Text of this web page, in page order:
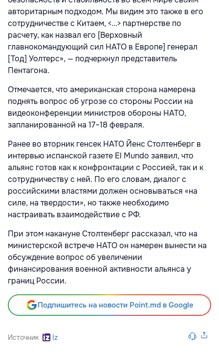
авторитарным подходом. Мы видим это также в его
сотрудничестве с Китаем, <...> партнерстве по
расчету, как назвал его [Верховный
главнокомандующий сил НАТО в Европе] генерал
[Тод] Уолтерс», — подчеркнул представитель
Пентагона.
Отмечается, что американская сторона намерена
поднять вопрос об угрозе со стороны России на
видеоконференции министров обороны НАТО,
запланированной на 17–18 февраля.
Ранее во вторник генсек НАТО Йенс Столтенберг в
интервью испанской газете El Mundo заявил, что
альянс готов как к конфронтации с Россией, так и к
сотрудничеству с ней. По его словам, диалог с
российскими властями должен основываться «на
силе, на твердости», но также необходимо
настраивать взаимодействие с РФ.
При этом накануне Столтенберг рассказал, что на
министерской встрече НАТО он намерен вынести на
обсуждение вопрос об увеличении
финансирования военной активности альянса у
границ России.
Подпишитесь на новости Point.md в Google
Источник Iz